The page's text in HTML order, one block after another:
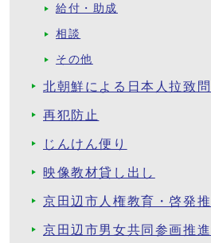
給付・助成
相談
その他
北朝鮮による日本人拉致問
再犯防止
じんけん便り
映像教材貸し出し
京田辺市人権教育・啓発
京田辺市男女共同参画推進